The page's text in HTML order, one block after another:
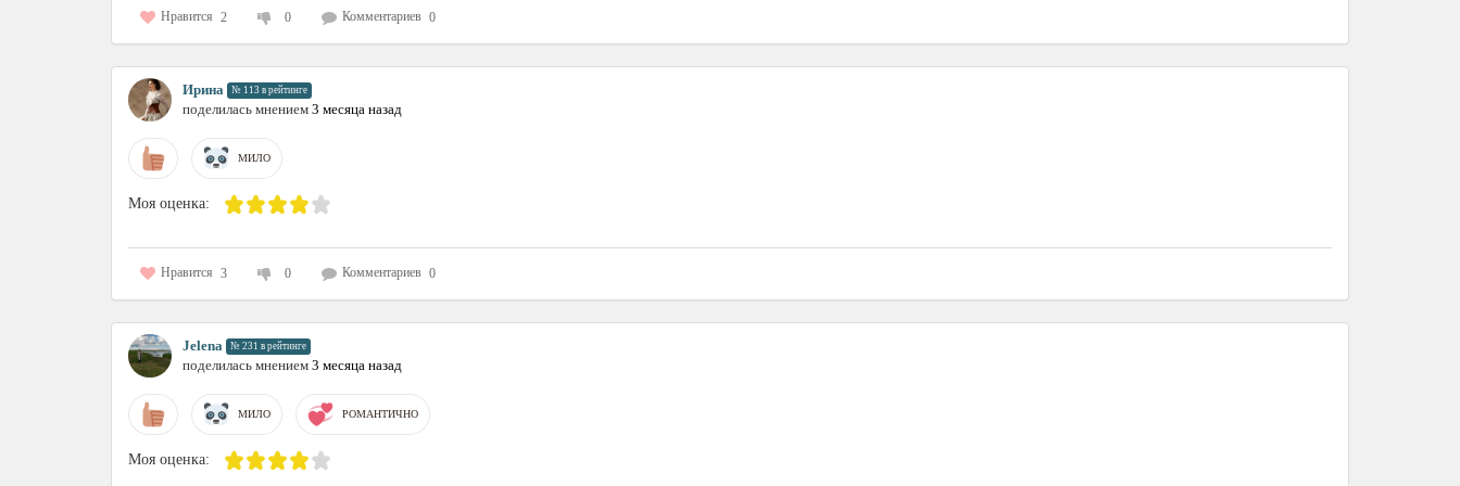
Нравится 2 0 Комментариев 0
Ирина № 113 в рейтинге
поделилась мнением 3 месяца назад
МИЛО
Моя оценка:
Нравится 3 0 Комментариев 0
Jelena № 231 в рейтинге
поделилась мнением 3 месяца назад
МИЛО РОМАНТИЧНО
Моя оценка: